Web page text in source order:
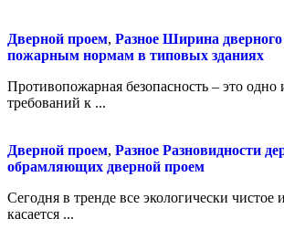
Дверной проем, Разное Ширина дверного
пожарным нормам в типовых зданиях
Противопожарная безопасность – это одно
требований к ...
Дверной проем, Разное Разновидности
обрамляющих дверной проем
Сегодня в тренде все экологически чистое
касается ...